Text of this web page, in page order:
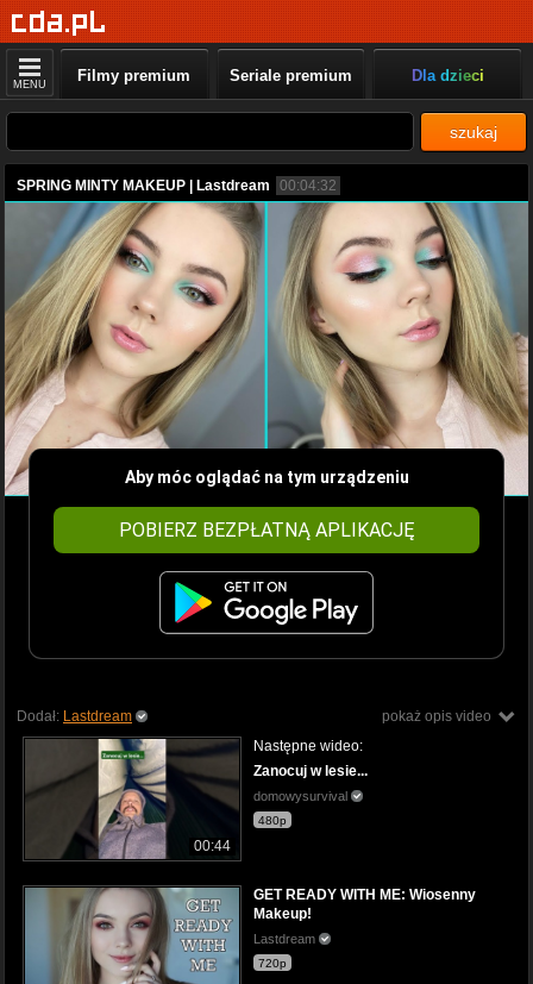
MENU Filmy premium Seriale premium Dla dzieci
szukaj
SPRING MINTY MAKEUP | Lastdream 00:04:32
Aby móc oglądać na tym urządzeniu
POBIERZ BEZPŁATNĄ APLIKACJĘ
pokaż opis video
Dodał: Lastdream
00:44
Następne wideo:
Zanocuj w lesie...
domowysurvival
480p
GET READY WITH ME: Wiosenny
Makeup!
Lastdream
720p